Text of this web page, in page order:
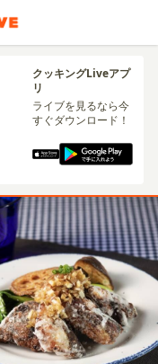
クッキングLiveアプ
リ
ライブを見るなら今
すぐダウンロード！